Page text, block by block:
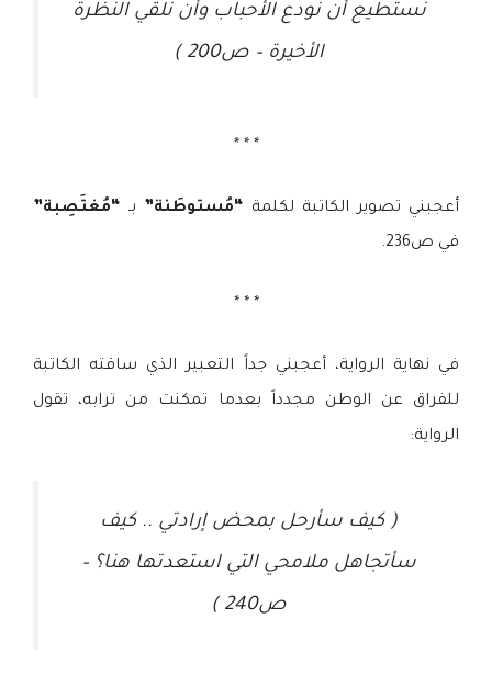
نستطيع أن نودع الأحباب وأن نُلقي النظرة
الأخيرة – ص200 )
* * *
أعجبني تصوير الكاتبة لكلمة “مُستوطَنة” بـ “مُغتَصِبة”
في ص236.
* * *
في نهاية الرواية، أعجبني جداً التعبير الذي ساقته الكاتبة
للفراق عن الوطن مجدداً بعدما تمكنت من ترابه، تقول
الرواية:
( كيف سأرحل بمحض إرادتي .. كيف
سأتجاهل ملامحي التي استعدتها هنا؟ –
ص240 )